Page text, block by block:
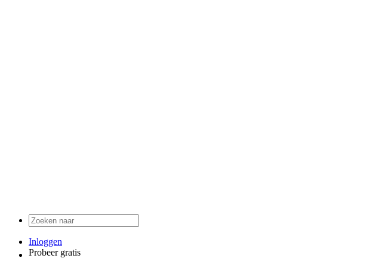
Inloggen
Probeer gratis